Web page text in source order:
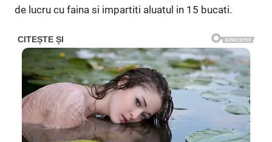
de lucru cu faina si impartiti aluatul in 15 bucati.